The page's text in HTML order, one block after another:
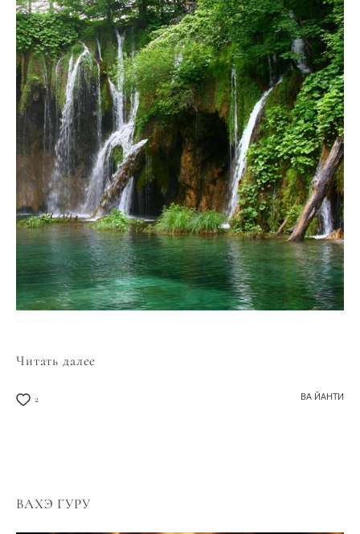
Читать далее
2 ВА ЙАНТИ
ВАХЭ ГУРУ